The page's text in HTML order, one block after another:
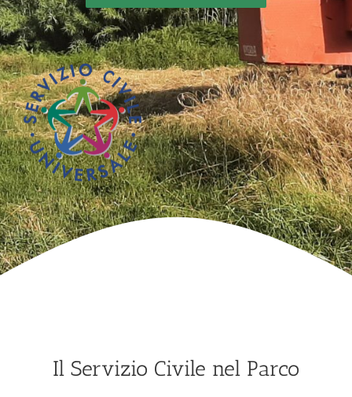
Il Servizio Civile nel Parco